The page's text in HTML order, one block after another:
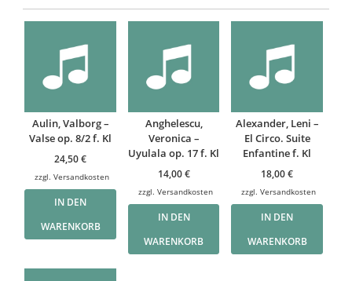
Aulin, Valborg –
Valse op. 8/2 f. Kl
24,50€
zzgl.Versandkosten
IN DEN
WARENKORB
Anghelescu,
Veronica –
Uyulala op. 17 f. Kl
14,00€
zzgl. Versandkosten
IN DEN
WARENKORB
Alexander, Leni –
El Circo. Suite
Enfantine f. Kl
18,00€
zzgl.Versandkosten
IN DEN
WARENKORB